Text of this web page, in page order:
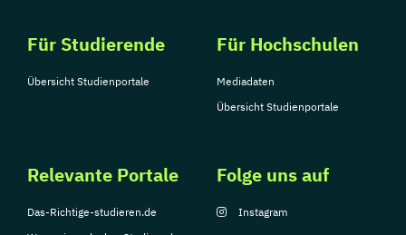
Für Studierende
Übersicht Studienportale
Für Hochschulen
Mediadaten
Übersicht Studienportale
Relevante Portale
Das-Richtige-studieren.de
Folge uns auf
Instagram